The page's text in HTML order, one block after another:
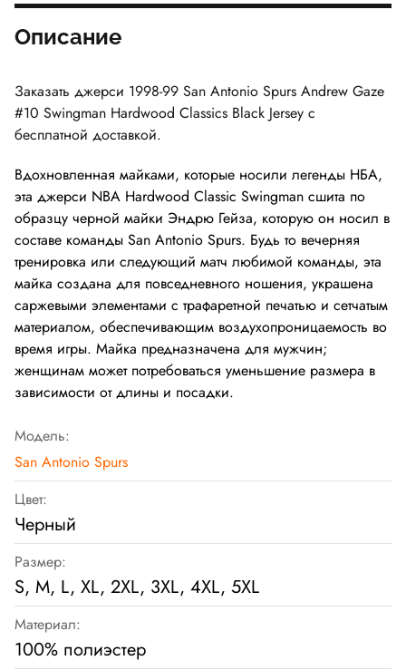
Описание
Заказать джерси 1998-99 San Antonio Spurs Andrew Gaze
#10 Swingman Hardwood Classics Black Jersey с
бесплатной доставкой.
Вдохновленная майками, которые носили легенды НБА,
эта джерси NBA Hardwood Classic Swingman сшита по
образцу черной майки Эндрю Гейза, которую он носил в
составе команды San Antonio Spurs. Будь то вечерняя
тренировка или следующий матч любимой команды, эта
майка создана для повседневного ношения, украшена
саржевыми элементами с трафаретной печатью и сетчатым
материалом, обеспечивающим воздухопроницаемость во
время игры. Майка предназначена для мужчин;
женщинам может потребоваться уменьшение размера в
зависимости от длины и посадки.
Модель:
San Antonio Spurs
Цвет:
Черный
Размер:
S, M, L, XL, 2XL, 3XL, 4XL, 5XL
Материал:
100% полиэстер